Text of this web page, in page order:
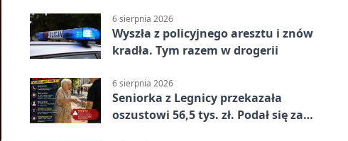
6 sierpnia 2026
Wyszła z policyjnego aresztu i znów
kradła. Tym razem w drogerii
6 sierpnia 2026
Seniorka z Legnicy przekazała
oszustowi 56,5 tys. zł. Podał się za